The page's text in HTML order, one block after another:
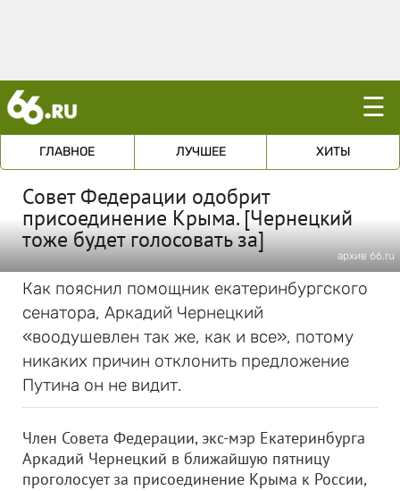
☰
ГЛАВНОЕ ЛУЧШЕЕ ХИТЫ
Совет Федерации одобрит
присоединение Крыма. [Чернецкий
тоже будет голосовать за]
архив 66.ru
Как пояснил помощник екатеринбургского
сенатора, Аркадий Чернецкий
«воодушевлен так же, как и все», потому
никаких причин отклонить предложение
Путина он не видит.
Член Совета Федерации, экс-мэр Екатеринбурга
Аркадий Чернецкий в ближайшую пятницу
проголосует за присоединение Крыма к России,